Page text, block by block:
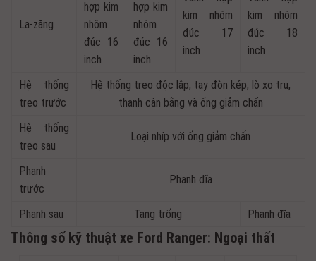
La-zăng
hợp kim
nhôm
đúc 16
inch
hợp kim
nhôm
đúc 16
inch
kim nhôm
đúc 17
inch
kim nhôm
đúc 18
inch
Hệ thống
treo trước
Hệ thống treo độc lập, tay đòn kép, lò xo trụ,
thanh cân bằng và ống giảm chấn
Hệ thống
treo sau
Loại nhíp với ống giảm chấn
Phanh
trước
Phanh đĩa
Phanh sau Tang trống Phanh đĩa
Thông số kỹ thuật xe Ford Ranger: Ngoại thất